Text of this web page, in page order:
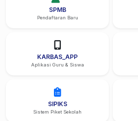
SPMB
Pendaftaran Baru
KARBAS_APP
Aplikasi Guru & Siswa
SIPIKS
Sistem Piket Sekolah